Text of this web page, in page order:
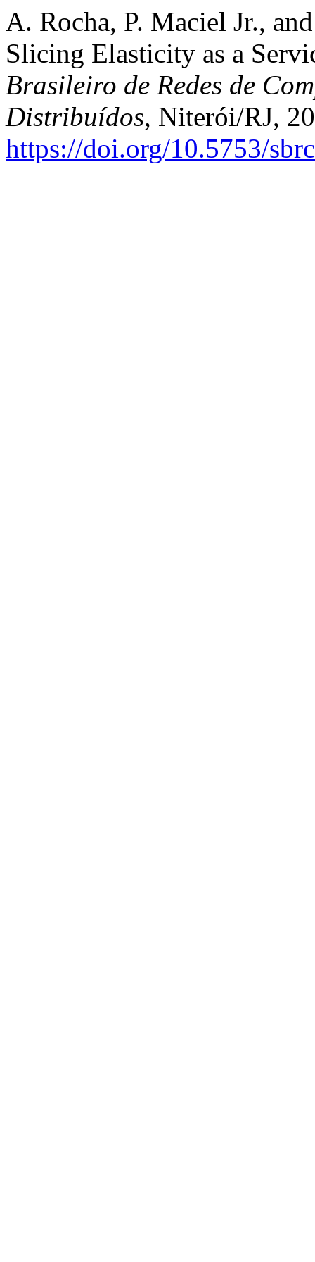
A. Rocha, P. Maciel Jr.,
Slicing Elasticity as a
Brasileiro de Redes de
Distribuídos, Niterói/RJ,
https://doi.org/10.5753/